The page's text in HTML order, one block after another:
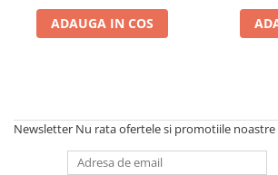
ADAUGA IN COS
Newsletter Nu rata ofertele si promotiile noastre